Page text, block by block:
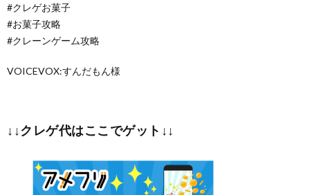
#クレゲお菓子
#お菓子攻略
#クレーンゲーム攻略
VOICEVOX:すんだもん様
↓↓クレゲ代はここでゲット↓↓